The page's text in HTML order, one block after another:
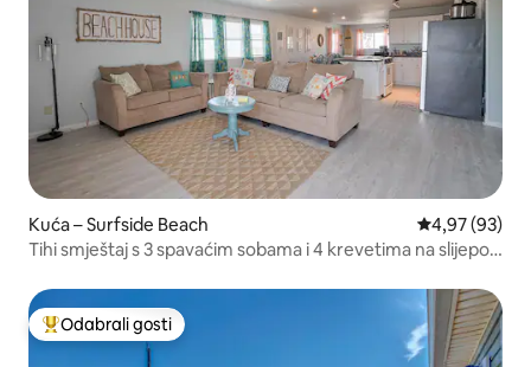
Kuća – Surfside Beach Prosječna
4,97 (93)
Tihi smještaj s 3 spavaćim sobama i 4 krevetima na slijepoj
Među najviše rangiranima s oznakom „Odabrali gosti”
Odabrali gosti